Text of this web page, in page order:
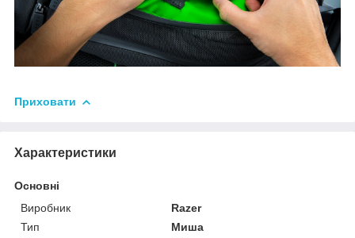
Приховати
Характеристики
Основні
Виробник
Razer
Тип
Миша